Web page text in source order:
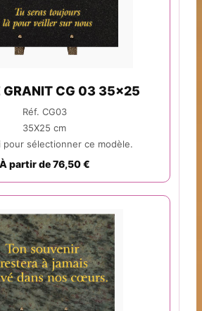
GRANIT CG 03 35x25
Réf. CG03
35X25 cm
pour sélectionner ce modèle.
À partir de 76,50 €